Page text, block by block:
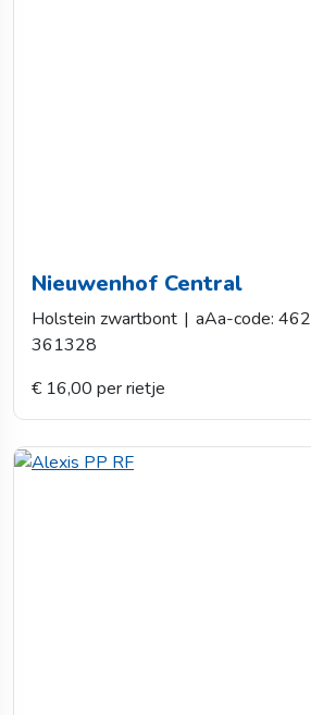
Nieuwenhof Central
Holstein zwartbont | aAa-code: 462
361328
€ 16,00 per rietje